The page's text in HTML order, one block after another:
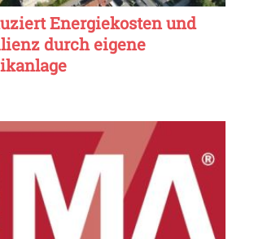
Energiekosten und
durch eigene